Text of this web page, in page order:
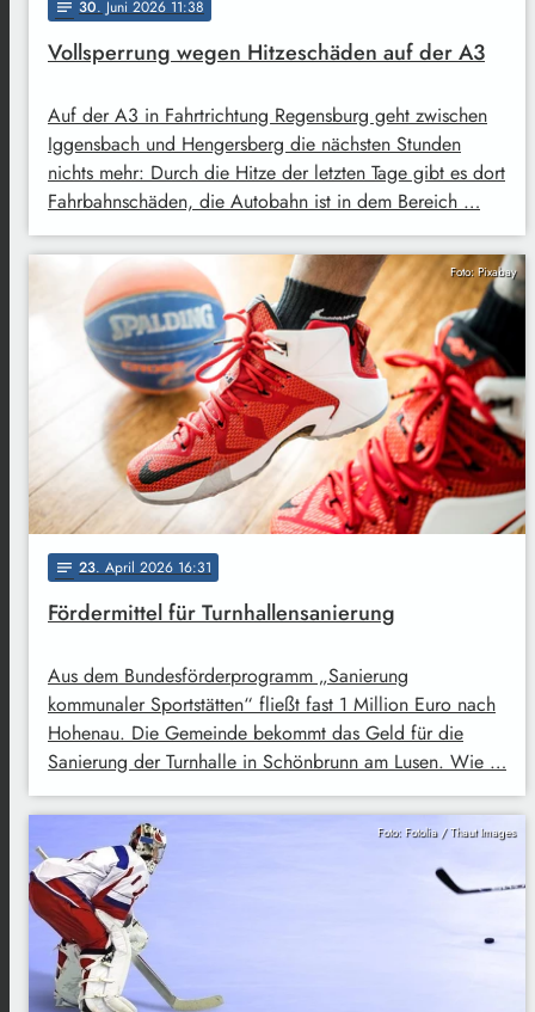
notes 30. Juni 2026 11:38
Vollsperrung wegen Hitzeschäden auf der A3
Auf der A3 in Fahrtrichtung Regensburg geht zwischen
Iggensbach und Hengersberg die nächsten Stunden
nichts mehr: Durch die Hitze der letzten Tage gibt es dort
Fahrbahnschäden, die Autobahn ist in dem Bereich …
Foto: Pixabay
notes 23. April 2026 16:31
Fördermittel für Turnhallensanierung
Aus dem Bundesförderprogramm „Sanierung
kommunaler Sportstätten“ fließt fast 1 Million Euro nach
Hohenau. Die Gemeinde bekommt das Geld für die
Sanierung der Turnhalle in Schönbrunn am Lusen. Wie …
Foto: Fotolia / Thaut Images